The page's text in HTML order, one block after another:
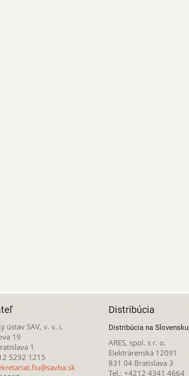
ústav SAV, v. v. i.
19
1
5292 1215
Distribúcia
Distribúcia na Slovensku
ARES, spol. s r. o.
Elektrárenská 12091
831 04 Bratislava 3
Tel.: +4212 4341 4664